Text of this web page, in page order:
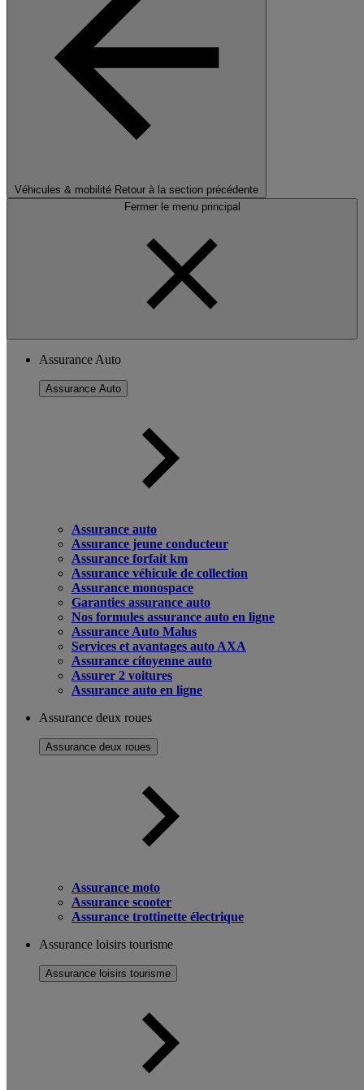
Véhicules & mobilité Retour à la section précédente
Fermer le menu principal
Assurance Auto
Assurance Auto
Assurance auto
Assurance jeune conducteur
Assurance forfait km
Assurance véhicule de collection
Assurance monospace
Garanties assurance auto
Nos formules assurance auto en ligne
Assurance Auto Malus
Services et avantages auto AXA
Assurance citoyenne auto
Assurer 2 voitures
Assurance auto en ligne
Assurance deux roues
Assurance deux roues
Assurance moto
Assurance scooter
Assurance trottinette électrique
Assurance loisirs tourisme
Assurance loisirs tourisme